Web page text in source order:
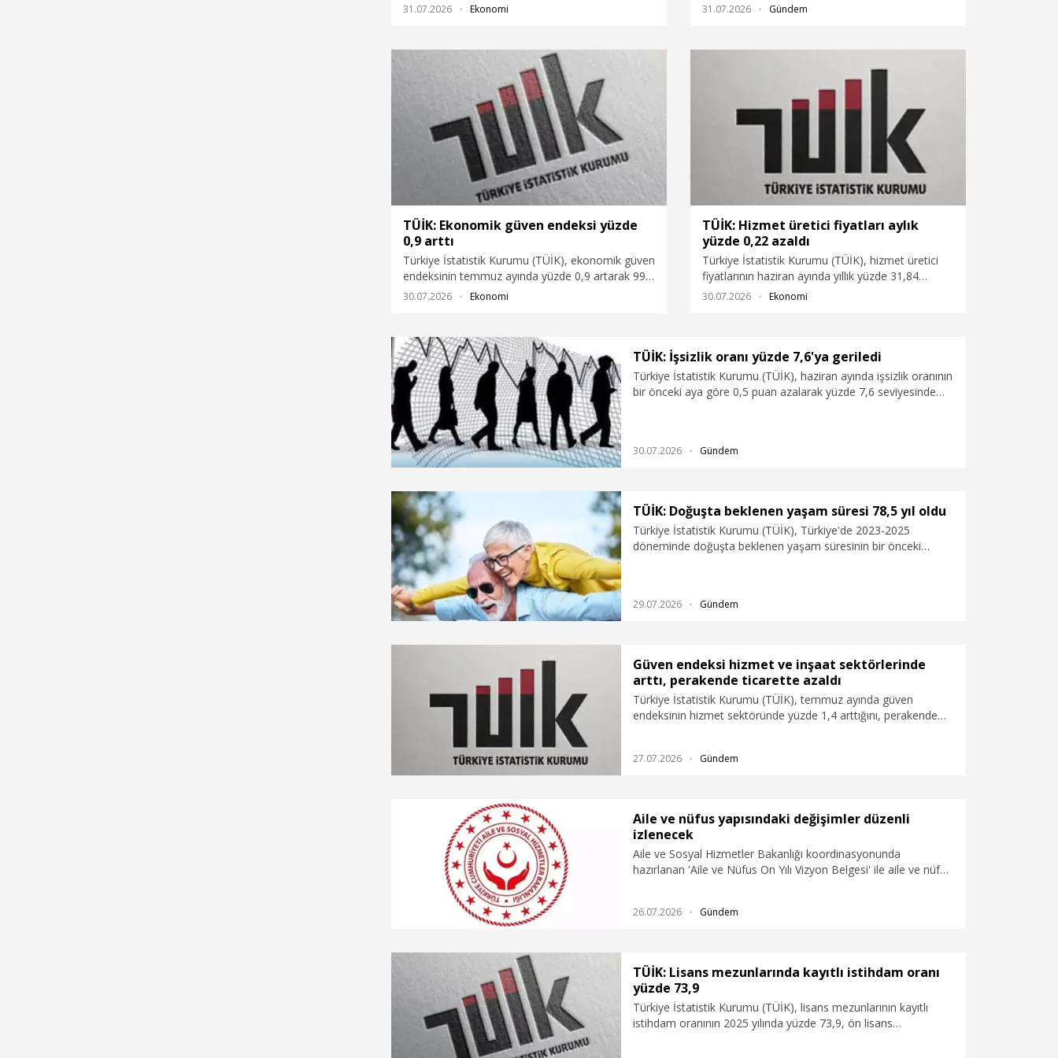
21,7, ithalatın yüzde 23 arttığını açıkladı.
31.07.2026 Ekonomi
çeyreğine göre yüzde 2,6 azalarak 15 milyar 865
31.07.2026 Gündem
TÜİK: Ekonomik güven endeksi yüzde
0,9 arttı
Türkiye İstatistik Kurumu (TÜİK), ekonomik güven
endeksinin temmuz ayında yüzde 0,9 artarak 99,8
olduğunu açıkladı.
30.07.2026 Ekonomi
TÜİK: Hizmet üretici fiyatları aylık
yüzde 0,22 azaldı
Türkiye İstatistik Kurumu (TÜİK), hizmet üretici
fiyatlarının haziran ayında yıllık yüzde 31,84
arttığını, aylık yüzde 0,22 azaldığını açıkladı.
30.07.2026 Ekonomi
TÜİK: İşsizlik oranı yüzde 7,6'ya geriledi
Türkiye İstatistik Kurumu (TÜİK), haziran ayında işsizlik oranının
bir önceki aya göre 0,5 puan azalarak yüzde 7,6 seviyesinde
30.07.2026 Gündem
TÜİK: Doğuşta beklenen yaşam süresi 78,5 yıl oldu
Türkiye İstatistik Kurumu (TÜİK), Türkiye'de 2023-2025
döneminde doğuşta beklenen yaşam süresinin bir önceki
29.07.2026 Gündem
Güven endeksi hizmet ve inşaat sektörlerinde
arttı, perakende ticarette azaldı
Türkiye İstatistik Kurumu (TÜİK), temmuz ayında güven
endeksinin hizmet sektöründe yüzde 1,4 arttığını, perakende
27.07.2026 Gündem
Aile ve nüfus yapısındaki değişimler düzenli
izlenecek
Aile ve Sosyal Hizmetler Bakanlığı koordinasyonunda
hazırlanan 'Aile ve Nüfus On Yılı Vizyon Belgesi' ile aile ve nüfus
üzerindeki sonuçları incelenecek.
26.07.2026 Gündem
TÜİK: Lisans mezunlarında kayıtlı istihdam oranı
yüzde 73,9
Türkiye İstatistik Kurumu (TÜİK), lisans mezunlarının kayıtlı
istihdam oranının 2025 yılında yüzde 73,9, ön lisans